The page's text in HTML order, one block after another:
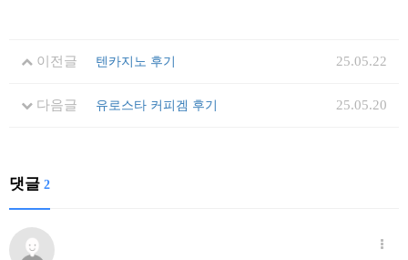
이전글 텐카지노 후기 25.05.22
다음글 유로스타 커피겜 후기 25.05.20
댓글 2